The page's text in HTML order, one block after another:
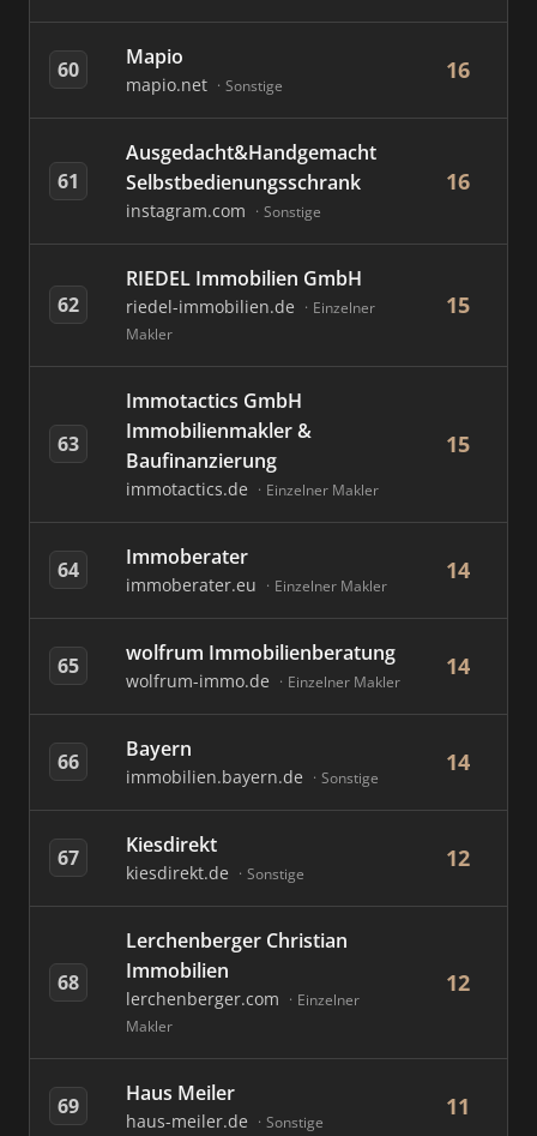
60 Mapio
mapio.net Sonstige
16
61
Ausgedacht&Handgemacht
Selbstbedienungsschrank
instagram.com Sonstige
16
62
RIEDEL Immobilien GmbH
riedel-immobilien.de
Einzelner
Makler
15
63
Immotactics GmbH
Immobilienmakler &
Baufinanzierung
immotactics.de Einzelner Makler
15
64 Immoberater
immoberater.eu Einzelner Makler
14
65 wolfrum Immobilienberatung
wolfrum-immo.de Einzelner Makler
14
66 Bayern
immobilien.bayern.de Sonstige
14
67 Kiesdirekt
kiesdirekt.de Sonstige
12
68
Lerchenberger Christian
Immobilien
lerchenberger.com
Einzelner
Makler
12
69 Haus Meiler
haus-meiler.de Sonstige
11